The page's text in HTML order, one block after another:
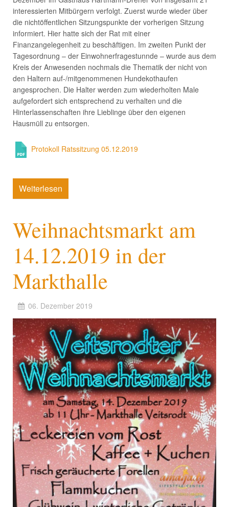
interessierten Mitbürgern verfolgt. Zuerst wurde wieder über
die nichtöffentlichen Sitzungspunkte der vorherigen Sitzung
informiert. Hier hatte sich der Rat mit einer
Finanzangelegenheit zu beschäftigen. Im zweiten Punkt der
Tagesordnung – der Einwohnerfragestunnde – wurde aus dem
Kreis der Anwesenden nochmals die Thematik der nicht von
den Haltern auf-/mitgenommenen Hundekothaufen
angesprochen. Die Halter werden zum wiederholten Male
aufgefordert sich entsprechend zu verhalten und die
Hinterlassenschaften ihre Lieblinge über den eigenen
Hausmüll zu entsorgen.
Protokoll Ratssitzung 05.12.2019
Weiterlesen
Weihnachtsmarkt am
14.12.2019 in der
Markthalle
06. Dezember 2019